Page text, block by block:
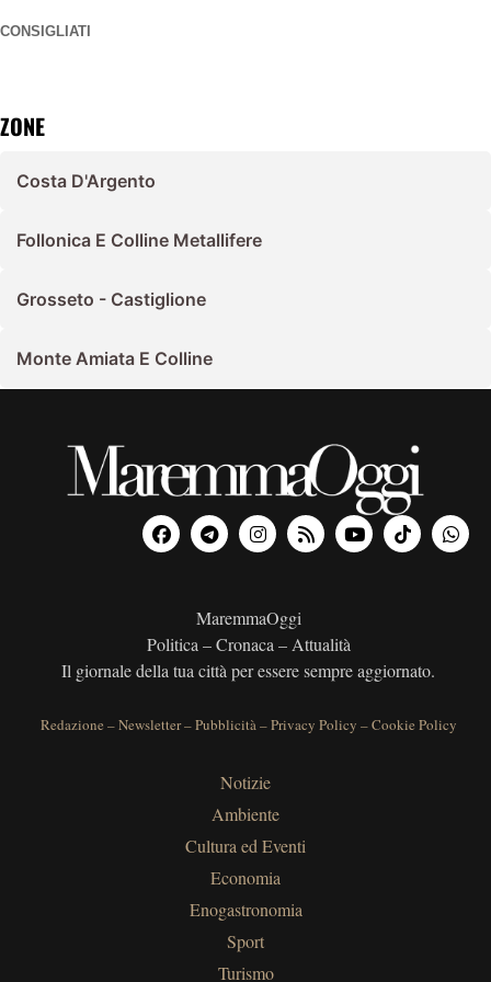
CONSIGLIATI
ZONE
Costa D'Argento
Follonica E Colline Metallifere
Grosseto - Castiglione
Monte Amiata E Colline
MaremmaOggi
Politica – Cronaca – Attualità
Il giornale della tua città per essere sempre aggiornato.
Redazione –Newsletter–Pubblicità–Privacy Policy –Cookie Policy
Notizie
Ambiente
Cultura ed Eventi
Economia
Enogastronomia
Sport
Turismo